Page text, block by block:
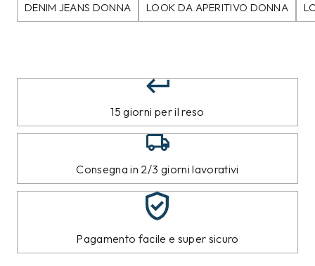
DENIM JEANS DONNA
LOOK DA APERITIVO DONNA
15 giorni per il reso
Consegna in 2/3 giorni lavorativi
Pagamento facile e super sicuro